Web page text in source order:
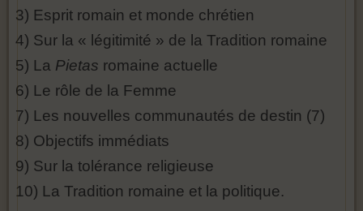
3) Esprit romain et monde chrétien
4) Sur la « légitimité » de la Tradition romaine
5) La Pietas romaine actuelle
6) Le rôle de la Femme
7) Les nouvelles communautés de destin (7)
8) Objectifs immédiats
9) Sur la tolérance religieuse
10) La Tradition romaine et la politique.